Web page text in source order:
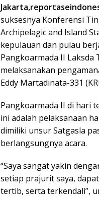
suksesnya Konferensi
Archipelagic and Island
kepulauan dan pulau
Pangkoarmada II Laksda
melaksanakan
Eddy Martadinata-331
Pangkoarmada II di hari
ini adalah pelaksanaan
dimiliki unsur Satgasla
berlangsungnya acara.
“Saya sangat yakin
setiap prajurit saya,
tertib, serta terkendali”,